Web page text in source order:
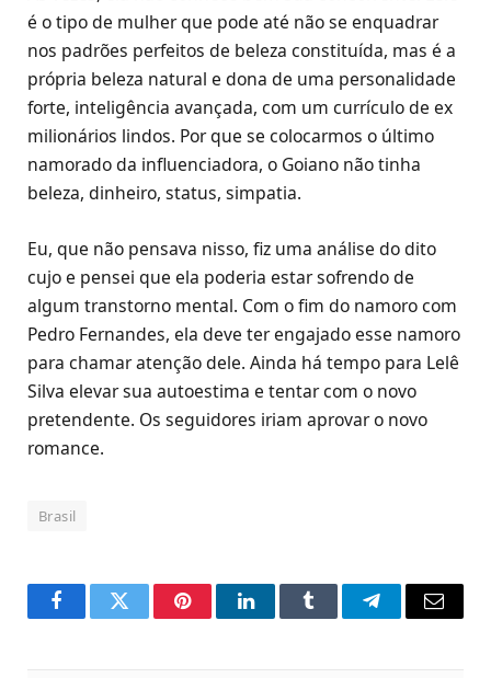
é o tipo de mulher que pode até não se enquadrar
nos padrões perfeitos de beleza constituída, mas é a
própria beleza natural e dona de uma personalidade
forte, inteligência avançada, com um currículo de ex
milionários lindos. Por que se colocarmos o último
namorado da influenciadora, o Goiano não tinha
beleza, dinheiro, status, simpatia.
Eu, que não pensava nisso, fiz uma análise do dito
cujo e pensei que ela poderia estar sofrendo de
algum transtorno mental. Com o fim do namoro com
Pedro Fernandes, ela deve ter engajado esse namoro
para chamar atenção dele. Ainda há tempo para Lelê
Silva elevar sua autoestima e tentar com o novo
pretendente. Os seguidores iriam aprovar o novo
romance.
Brasil
FacebookTwitter PinterestLinkedInTumblr TelegramEmail